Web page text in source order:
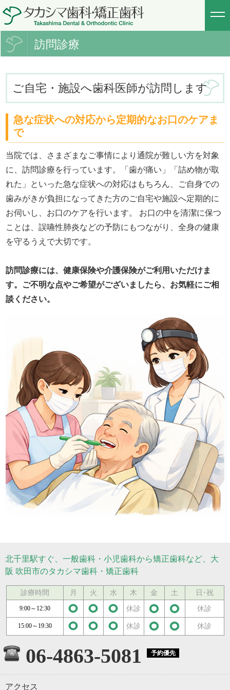
訪問診療
ご自宅・施設へ歯科医師が訪問します
急な症状への対応から定期的なお口のケアま
で
当院では、さまざまなご事情により通院が難しい方を対象
に、訪問診療を行っています。「歯が痛い」「詰め物が取
れた」といった急な症状への対応はもちろん、ご自身での
歯みがきが負担になってきた方のご自宅や施設へ定期的に
お伺いし、お口のケアを行います。 お口の中を清潔に保つ
ことは、誤嚥性肺炎などの予防にもつながり、全身の健康
を守るうえで大切です。
訪問診療には、健康保険や介護保険がご利用いただけま
す。ご不明な点やご希望がございましたら、お気軽にご相
談ください。
北千里駅すぐ、一般歯科・小児歯科から矯正歯科など、大
阪 吹田市のタカシマ歯科・矯正歯科
診療時間 月 火 水 木 金 土 日･祝
9:00～12:30 休診 休診
15:00～19:30 休診 休診
06-4863-5081
アクセス